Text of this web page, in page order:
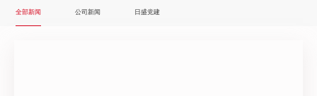
全部新闻 公司新闻 日盛党建